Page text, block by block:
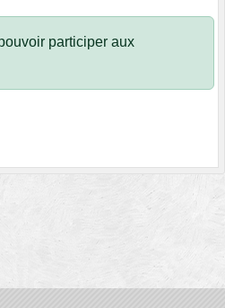
participer aux